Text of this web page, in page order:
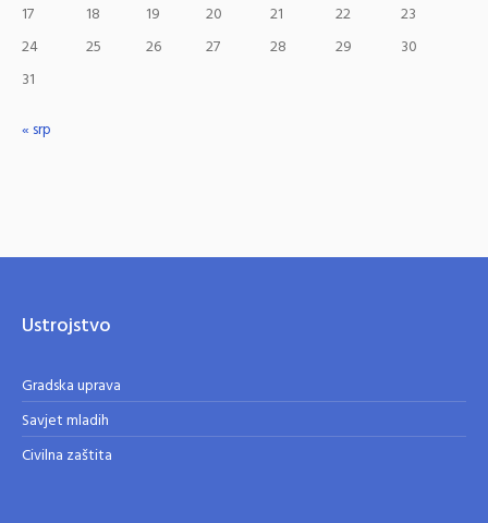
17
18 19 20 21 22
23
24
25 26 27 28 29
30
31
« srp
Ustrojstvo
Gradska uprava
Savjet mladih
Civilna zaštita